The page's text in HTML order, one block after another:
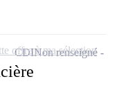
CDINon renseigné
offre à ma sélection